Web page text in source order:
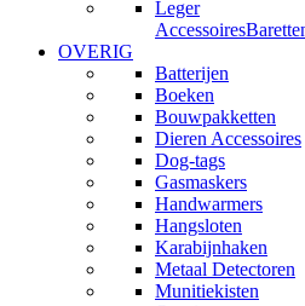
Leger
Accessoires
OVERIG
Batterijen
Boeken
Bouwpakketten
Dieren Accessoires
Dog-tags
Gasmaskers
Handwarmers
Hangsloten
Karabijnhaken
Metaal Detectoren
Munitiekisten